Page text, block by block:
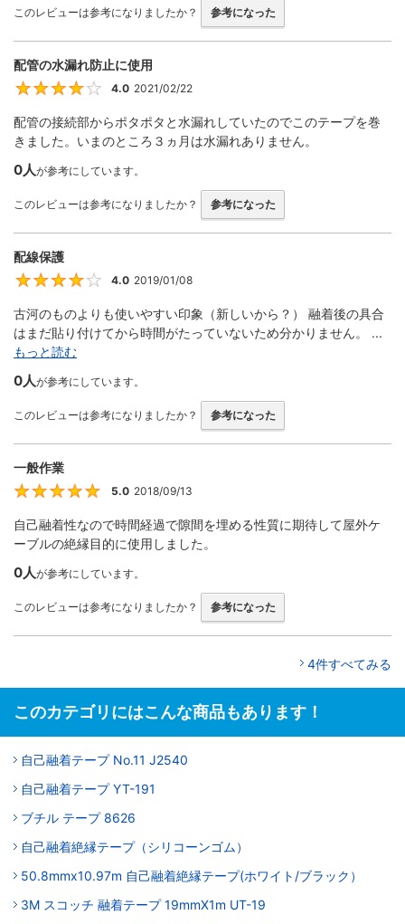
このレビューは参考になりましたか？ 参考になった
配管の水漏れ防止に使用
4
4.0 2021/02/22
配管の接続部からポタポタと水漏れしていたのでこのテープを巻
きました。いまのところ３ヵ月は水漏れありません。
0人が参考にしています。
このレビューは参考になりましたか？ 参考になった
配線保護
4
4.0 2019/01/08
古河のものよりも使いやすい印象（新しいから？） 融着後の具合
はまだ貼り付けてから時間がたっていないため分かりません。 ...
もっと読む
0人が参考にしています。
このレビューは参考になりましたか？ 参考になった
一般作業
5
5.0 2018/09/13
自己融着性なので時間経過で隙間を埋める性質に期待して屋外ケ
ーブルの絶縁目的に使用しました。
0人が参考にしています。
このレビューは参考になりましたか？ 参考になった
4件すべてみる
このカテゴリにはこんな商品もあります！
自己融着テープ No.11 J2540
自己融着テープ YT-191
ブチル テープ 8626
自己融着絶縁テープ（シリコーンゴム）
50.8mmx10.97m 自己融着絶縁テープ(ホワイト/ブラック）
3M スコッチ 融着テープ 19mmX1m UT-19